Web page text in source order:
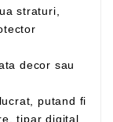
straturi,
decor sau